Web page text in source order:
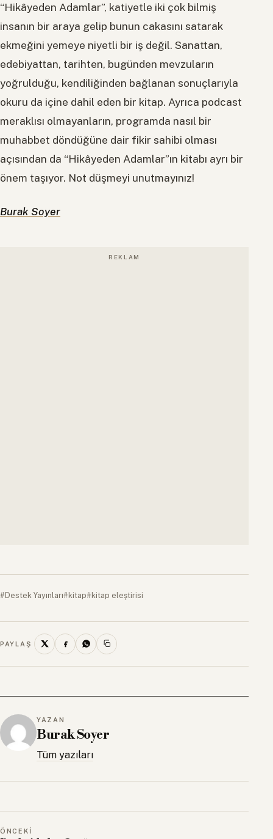
“Hikâyeden Adamlar”, katiyetle iki çok bilmiş
insanın bir araya gelip bunun cakasını satarak
ekmeğini yemeye niyetli bir iş değil. Sanattan,
edebiyattan, tarihten, bugünden mevzuların
yoğrulduğu, kendiliğinden bağlanan sonuçlarıyla
okuru da içine dahil eden bir kitap. Ayrıca podcast
meraklısı olmayanların, programda nasıl bir
muhabbet döndüğüne dair fikir sahibi olması
açısından da “Hikâyeden Adamlar”ın kitabı ayrı bir
önem taşıyor. Not düşmeyi unutmayınız!
Burak Soyer
#Destek Yayınları#kitap#kitap eleştirisi
PAYLAŞ
YAZAN
Burak Soyer
Tüm yazıları
ÖNCEKI